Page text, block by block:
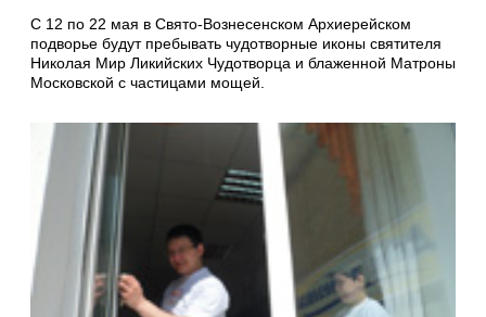
С 12 по 22 мая в Свято-Вознесенском Архиерейском
подворье будут пребывать чудотворные иконы святителя
Николая Мир Ликийских Чудотворца и блаженной Матроны
Московской с частицами мощей.